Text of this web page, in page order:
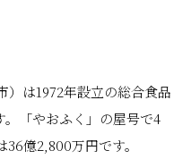
）は1972年設立の総合食品
。「やおふく」の屋号で4
億2,800万円です。